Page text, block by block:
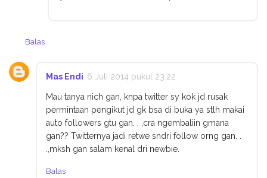
Balas
Mas Endi 6 Juli 2014 pukul 23.22
Mau tanya nich gan, knpa twitter sy kok jd rusak
permintaan pengikut jd gk bsa di buka ya stlh makai
auto followers gtu gan. . ,cra ngembaliin gmana
gan?? Twitternya jadi retwe sndri follow orng gan. .
.,mksh gan salam kenal dri newbie.
Balas